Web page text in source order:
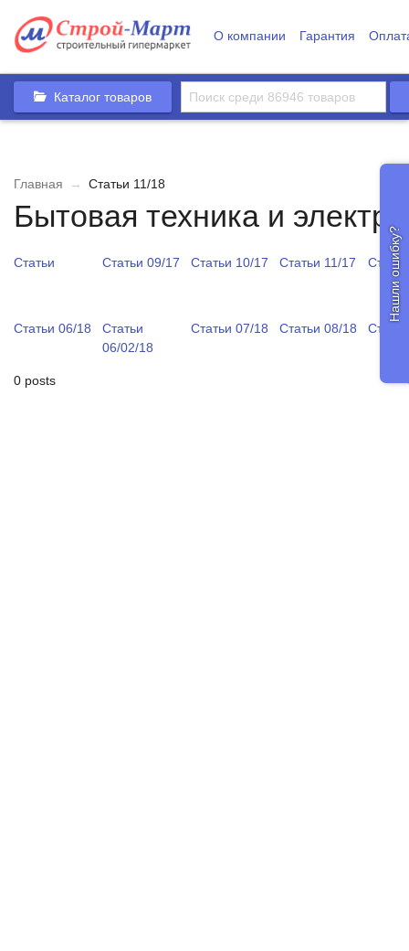
О компании Гарантия
Каталог товаров
Главная → Статьи 11/18
Бытовая техника и
Статьи Статьи 09/17 Статьи 10/17 Статьи 11/17
Статьи 06/18
Статьи
06/02/18
Статьи 07/18 Статьи 08/18
0 posts
Нашли ошибку?